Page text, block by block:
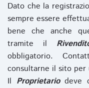
Dato che la
sempre essere
bene che anche
tramite il
obbligatorio.
consultarne il sito
Il Proprietariodeve